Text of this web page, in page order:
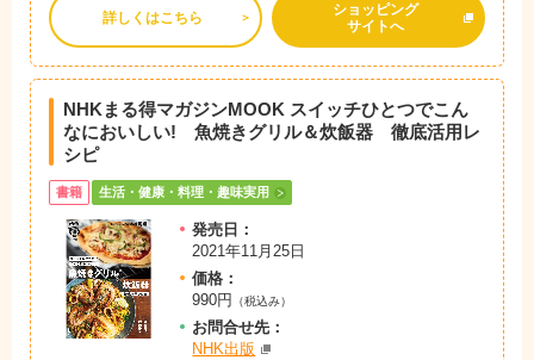
詳しくはこちら
ショッピング
サイトへ
NHKまる得マガジンMOOK スイッチひとつでこん
なにおいしい! 魚焼きグリル＆炊飯器 徹底活用レ
シピ
書籍 生活・健康・料理・趣味実用
発売日：
2021年11月25日
価格：
990円
（税込み）
お問合せ先：
NHK出版